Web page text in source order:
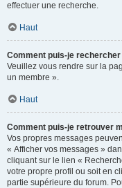
effectuer une recherche.
Haut
Comment puis-je
Veuillez vous rendre sur la
un membre ».
Haut
Comment puis-je retrouver
Vos propres messages
« Afficher vos messages »
cliquant sur le lien «
votre propre profil ou soit en
partie supérieure du forum.